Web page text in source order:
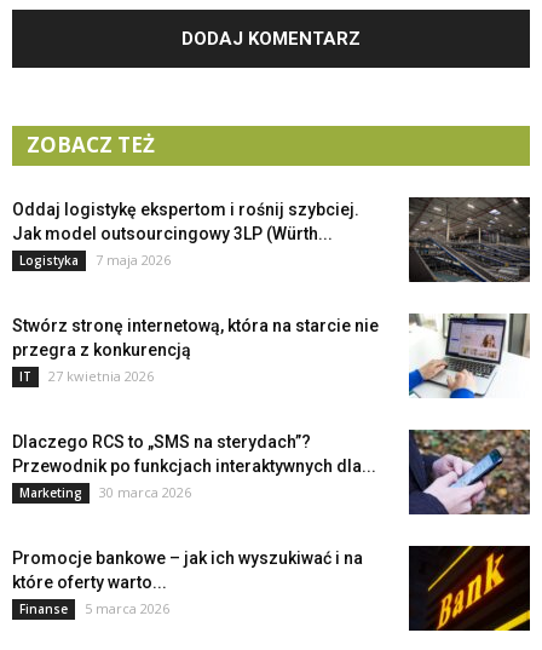
ZOBACZ TEŻ
Oddaj logistykę ekspertom i rośnij szybciej.
Jak model outsourcingowy 3LP (Würth...
Logistyka 7 maja 2026
Stwórz stronę internetową, która na starcie nie
przegra z konkurencją
IT 27 kwietnia 2026
Dlaczego RCS to „SMS na sterydach”?
Przewodnik po funkcjach interaktywnych dla...
Marketing 30 marca 2026
Promocje bankowe – jak ich wyszukiwać i na
które oferty warto...
Finanse 5 marca 2026